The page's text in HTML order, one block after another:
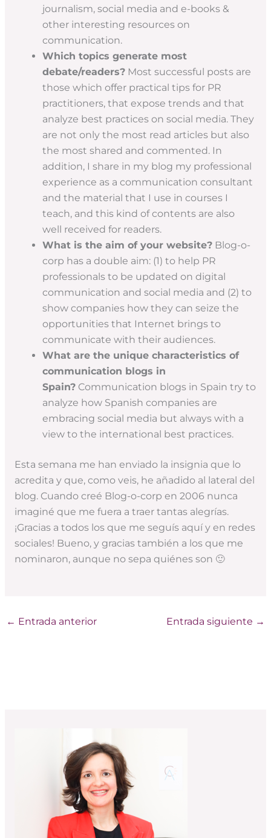
journalism, social media and e-books &
other interesting resources on
communication.
Which topics generate most
debate/readers? Most successful posts are
those which offer practical tips for PR
practitioners, that expose trends and that
analyze best practices on social media. They
are not only the most read articles but also
the most shared and commented. In
addition, I share in my blog my professional
experience as a communication consultant
and the material that I use in courses I
teach, and this kind of contents are also
well received for readers.
What is the aim of your website? Blog-o-
corp has a double aim: (1) to help PR
professionals to be updated on digital
communication and social media and (2) to
show companies how they can seize the
opportunities that Internet brings to
communicate with their audiences.
What are the unique characteristics of
communication blogs in
Spain? Communication blogs in Spain try to
analyze how Spanish companies are
embracing social media but always with a
view to the international best practices.
Esta semana me han enviado la insignia que lo
acredita y que, como veis, he añadido al lateral del
blog. Cuando creé Blog-o-corp en 2006 nunca
imaginé que me fuera a traer tantas alegrías.
¡Gracias a todos los que me seguís aquí y en redes
sociales! Bueno, y gracias también a los que me
nominaron, aunque no sepa quiénes son 🙂
← Entrada anterior Entrada siguiente →